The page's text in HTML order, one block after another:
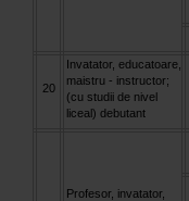
20
Invatator, educatoare,
maistru - instructor;
(cu studii de nivel
liceal) debutant
Profesor, invatator,